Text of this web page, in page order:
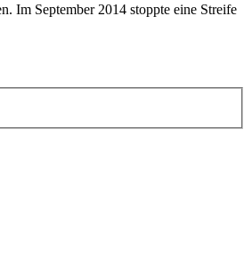
Im September 2014 stoppte eine Streife